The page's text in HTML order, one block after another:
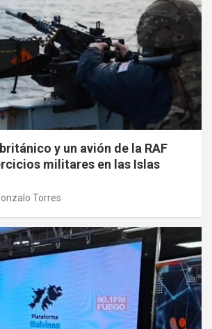
y un avión de la RAF
militares en las Islas
Torres